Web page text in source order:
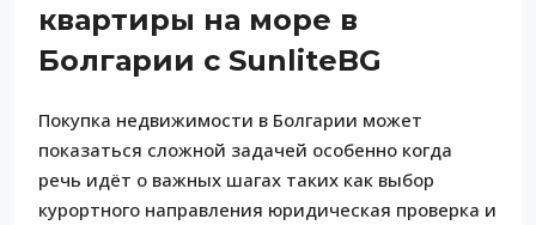
квартиры на море в
Болгарии с SunliteBG
Покупка недвижимости в Болгарии может
показаться сложной задачей особенно когда
речь идёт о важных шагах таких как выбор
курортного направления юридическая проверка и